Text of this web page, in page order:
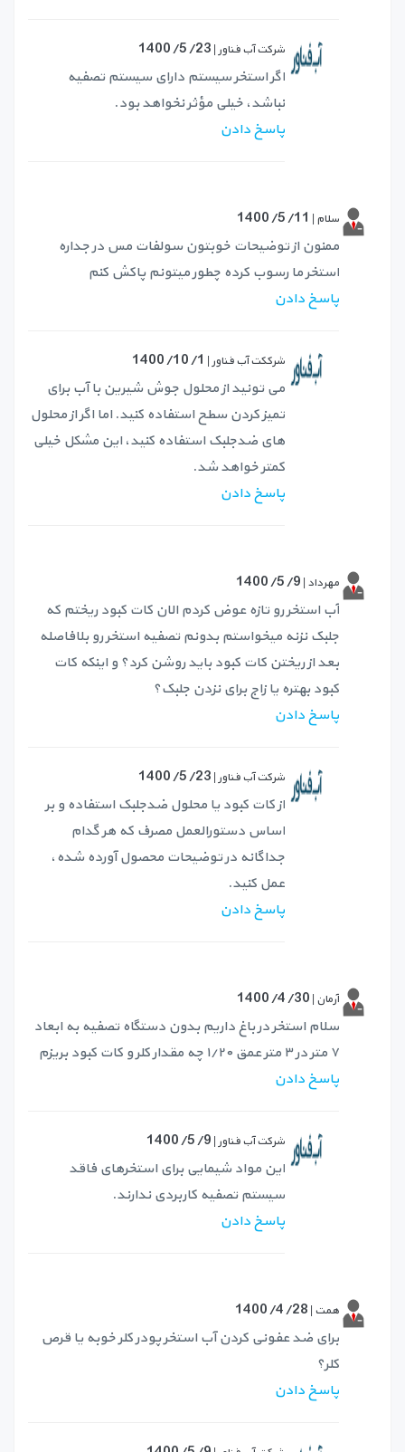
شرکت آب فناور | 1400/5/23
اگر استخر سیستم دارای سیستم تصفیه
نباشد، خیلی مؤثر نخواهد بود.
پاسخ دادن
سلام | 1400/5/11
ممنون از توضیحات خوبتون سولفات مس در جداره
استخر ما رسوب کرده چطور میتونم پاکش کنم
پاسخ دادن
شرککت آب فناور | 1400/10/1
می تونید از محلول جوش شیرین با آب برای
تمیز کردن سطح استفاده کنید. اما اگر از محلول
های ضدجلبک استفاده کنید، این مشکل خیلی
کمتر خواهد شد.
پاسخ دادن
مهرداد | 1400/5/9
آب استخر رو تازه عوض کردم الان کات کبود ریختم که
جلبک نزنه میخواستم بدونم تصفیه استخر رو بلافاصله
بعد از ریختن کات کبود باید روشن کرد؟ و اینکه کات
کبود بهتره یا زاج برای نزدن جلبک؟
پاسخ دادن
شرکت آب فناور | 1400/5/23
از کات کبود یا محلول ضدجلبک استفاده و بر
اساس دستورالعمل مصرف که هر گدام
جداگانه در توضیحات محصول آورده شده،
عمل کنید.
پاسخ دادن
آرمان | 1400/4/30
سلام استخر در باغ داریم بدون دستگاه تصفیه به ابعاد
۷ متر در ۳ متر عمق ۱/۲۰ چه مقدار کلر و کات کبود بریزم
پاسخ دادن
شرکت آب فناور | 1400/5/9
این مواد شیمایی برای استخرهای فاقد
سیستم تصفیه کاربردی ندارند.
پاسخ دادن
همت | 1400/4/28
برای ضد عفونی کردن آب استخر پودر کلر خوبه یا قرص
کلر؟
پاسخ دادن